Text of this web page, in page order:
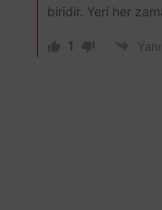
biridir. Yeri her
1